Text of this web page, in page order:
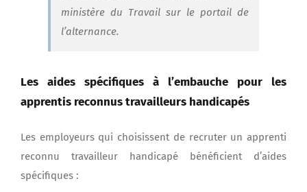
ministère du Travail sur le portail de
l’alternance.
Les aides spécifiques à l’embauche pour les
apprentis reconnus travailleurs handicapés
Les employeurs qui choisissent de recruter un apprenti
reconnu travailleur handicapé bénéficient d’aides
spécifiques :